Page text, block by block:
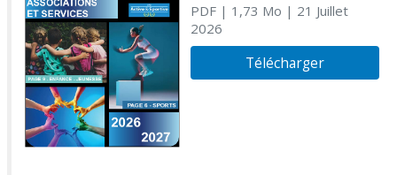
PDF| 1,73 Mo | 21 Juillet
2026
Télécharger